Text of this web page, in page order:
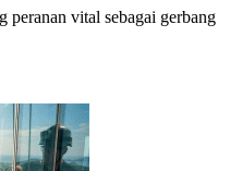
peranan vital sebagai gerbang